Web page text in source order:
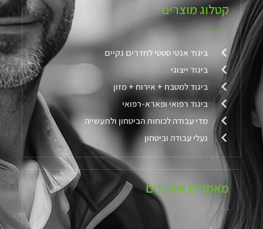
קטלוג מוצרים
ביגוד אנטי סטטי לחדרים נקיים
ביגוד ייצוגי
ביגוד למטבח + אירוח + מזון
ביגוד רפואי ופארא-רפואי
מדי עבודה לכוחות הביטחון ולתעשייה
נעלי עבודה וביטחון
מאמרים אחרונים